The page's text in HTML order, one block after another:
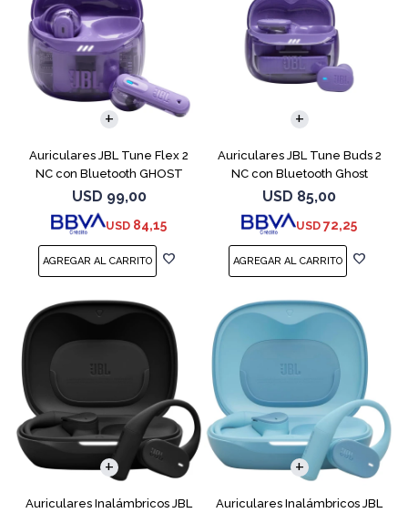
Auriculares JBL Tune Flex 2
NC con Bluetooth GHOST
EDITION
USD 99,00
USD 84,15
Auriculares JBL Tune Buds 2
NC con Bluetooth Ghost
USD 85,00
USD 72,25
Auriculares Inalámbricos JBL
Auriculares Inalámbricos JBL